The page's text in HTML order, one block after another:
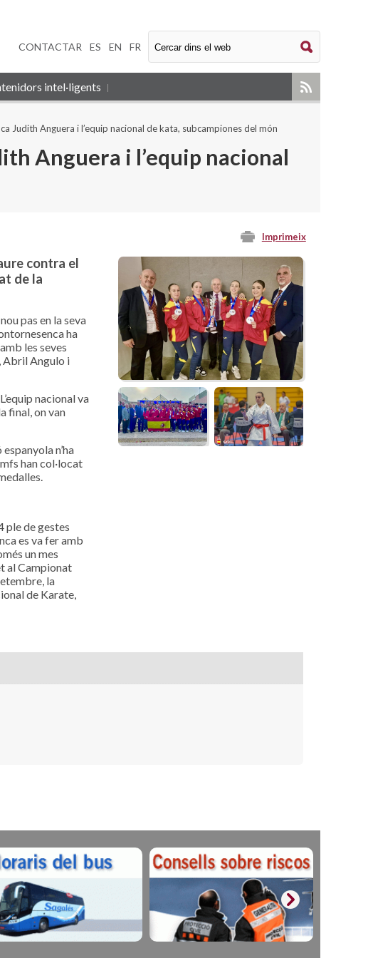
CONTACTAR ES EN FR
intel·ligents
Judith Anguera i l’equip nacional de kata, subcampiones del món
Anguera i l’equip nacional
Imprimeix
contra el
de la
pas en la seva
ha
les seves
Abril Angulo i
nacional va
final, on van
n’ha
han col·locat
ple de gestes
es va fer amb
un mes
al Campionat
la
de Karate,